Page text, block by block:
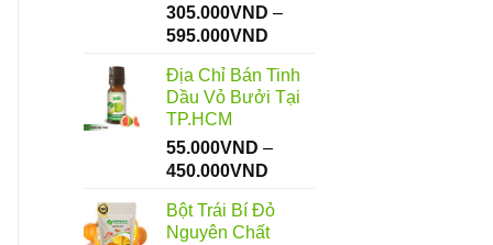
150.000VND
305.000VND –
595.000VND
từ
305.000VND
595.000VND
Địa Chỉ Bán Tinh
Dầu Vỏ Bưởi Tại
TP.HCM
55.000VND –
450.000VND
từ
55.000VND
Bột Trái Bí Đỏ
Nguyên Chất